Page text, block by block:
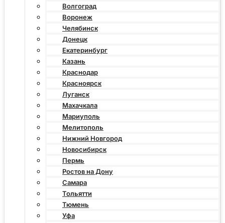
Волгоград
Воронеж
Челябинск
Донецк
Екатеринбург
Казань
Краснодар
Красноярск
Луганск
Махачкала
Мариуполь
Мелитополь
Нижний Новгород
Новосибирск
Пермь
Ростов на Дону
Самара
Тольятти
Тюмень
Уфа